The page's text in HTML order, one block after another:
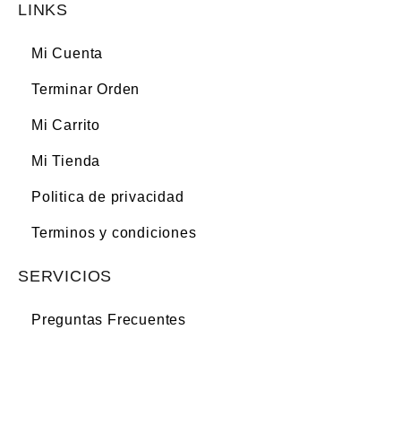
LINKS
Mi Cuenta
Terminar Orden
Mi Carrito
Mi Tienda
Politica de privacidad
Terminos y condiciones
SERVICIOS
Preguntas Frecuentes